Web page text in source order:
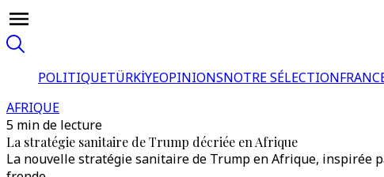
POLITIQUETÜRKİYEOPINIONSNOTRE SÉLECTION
AFRIQUE
5 min de lecture
La stratégie sanitaire de Trump décriée en Afrique
La nouvelle stratégie sanitaire de Trump en Afrique, inspirée